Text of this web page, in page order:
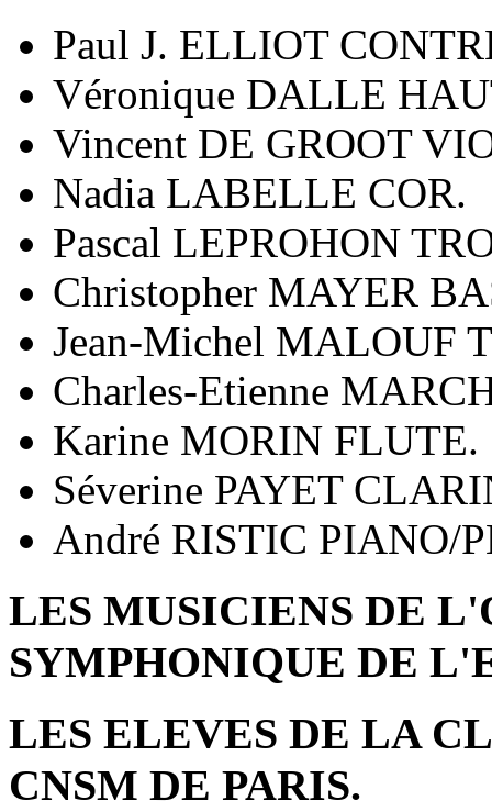
Paul J. ELLIOT
Véronique DALLE
Vincent DE GROOT
Nadia LABELLE COR.
Pascal LEPROHON
Christopher MAYER
Jean-Michel MALOUF
Charles-Etienne
Karine MORIN FLUTE.
Séverine PAYET
André RISTIC PIANO/
LES MUSICIENS DE
SYMPHONIQUE DE
LES ELEVES DE LA
CNSM DE PARIS.